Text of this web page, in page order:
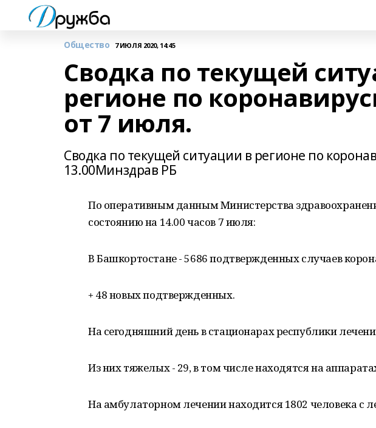
Общество 7 ИЮЛЯ 2020, 14:45
Сводка по текущей
регионе по
от 7 июля.
Сводка по текущей ситуации в регионе по
13.00Минздрав РБ
По оперативным данным Министерства
состоянию на 14.00 часов 7 июля:
В Башкортостане - 5686 подтвержденных случаев
+ 48 новых подтвержденных.
На сегодняшний день в стационарах республики
Из них тяжелых - 29, в том числе находятся на
На амбулаторном лечении находится 1802 человека с